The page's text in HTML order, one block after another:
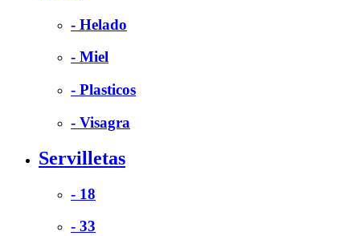
- Helado
- Miel
- Plasticos
- Visagra
Servilletas
- 18
- 33